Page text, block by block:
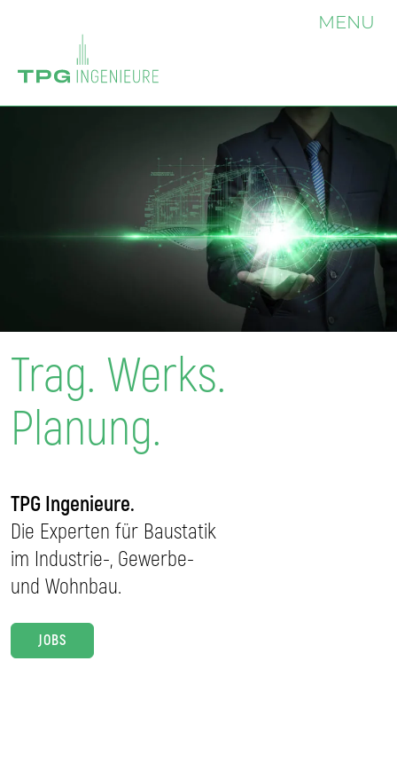
MENU
Trag. Werks.
Planung.
TPG Ingenieure.
Die Experten für Baustatik
im Industrie-, Gewerbe-
und Wohnbau.
JOBS